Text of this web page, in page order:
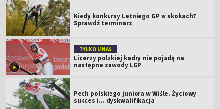
Kiedy konkursy Letniego GP w skokach?
Sprawdź terminarz
TYLKO U NAS
Liderzy polskiej kadry nie pojadą na
następne zawody LGP
Pech polskiego juniora w Wiśle. Życiowy
sukces i... dyskwalifikacja